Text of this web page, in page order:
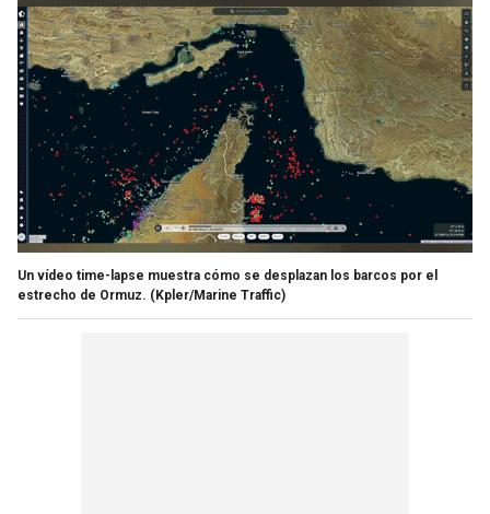
Un vídeo time-lapse muestra cómo se desplazan los barcos por el
estrecho de Ormuz. (Kpler/Marine Traffic)